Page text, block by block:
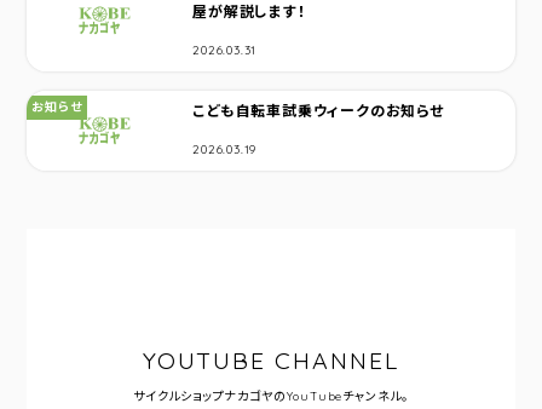
屋が解説します！
2026.03.31
こども自転車試乗ウィークのお知らせ
カテゴリ：
お知らせ
2026.03.19
YOUTUBE CHANNEL
サイクルショップナカゴヤのYouTubeチャンネル。